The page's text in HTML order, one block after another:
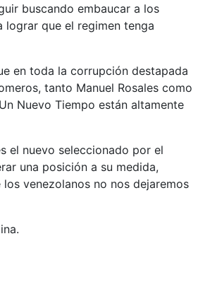
buscando embaucar a los
lograr que el regimen tenga
en toda la corrupción destapada
tanto Manuel Rosales como
Nuevo Tiempo están altamente
el nuevo seleccionado por el
una posición a su medida,
venezolanos no nos dejaremos